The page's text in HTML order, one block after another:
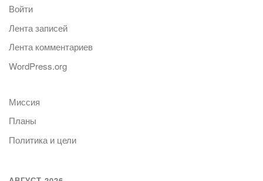
Войти
Лента записей
Лента комментариев
WordPress.org
Миссия
Планы
Политика и цели